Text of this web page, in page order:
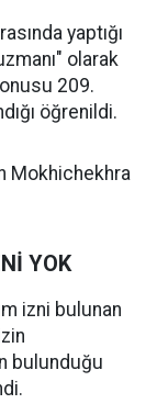
yaptığı
olarak
209.
öğrenildi.
Mokhichekhra
YOK
izni bulunan
bulunduğu